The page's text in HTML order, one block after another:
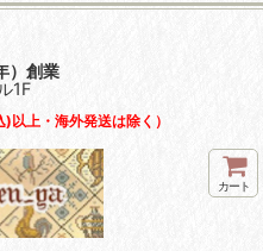
創業
1F
以上・海外発送は除く）
カート